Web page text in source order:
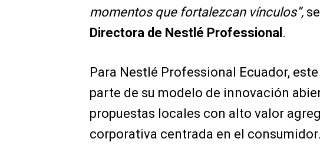
momentos que fortalezcan vínculos”,
Directora de Nestlé Professional .
Para Nestlé Professional Ecuador,
parte de su modelo de innovación
propuestas locales con alto valor
corporativa centrada en el consumidor.